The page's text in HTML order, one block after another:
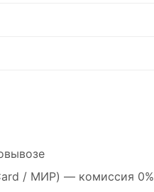
/ МИР) — комиссия 0%